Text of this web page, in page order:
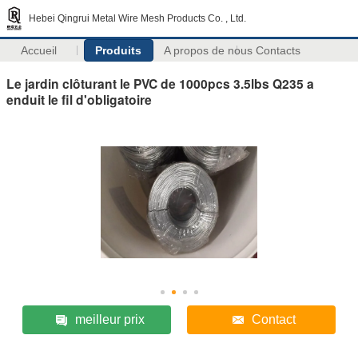
Hebei Qingrui Metal Wire Mesh Products Co. , Ltd.
Accueil Produits A propos de nous Contacts
Le jardin clôturant le PVC de 1000pcs 3.5lbs Q235 a
enduit le fil d'obligatoire
meilleur prix Contact